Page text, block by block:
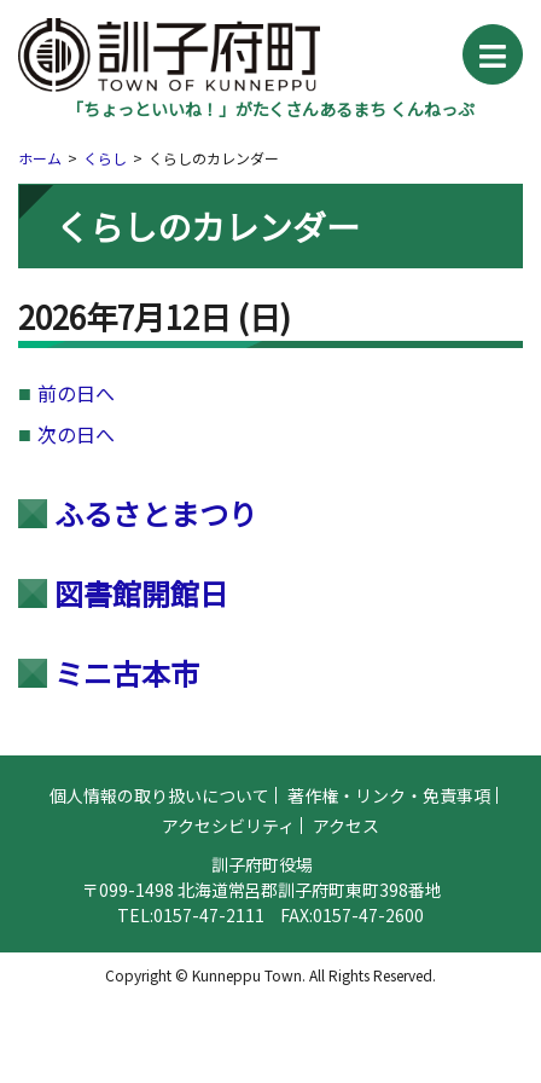
「ちょっといいね！」がたくさんあるまち くんねっぷ
ホーム くらし くらしのカレンダー
くらしのカレンダー
2026年7月12日 (日)
前の日へ
次の日へ
ふるさとまつり
図書館開館日
ミニ古本市
個人情報の取り扱いについて
著作権・リンク・免責事項
アクセシビリティ
アクセス
訓子府町役場
〒099-1498 北海道常呂郡訓子府町東町398番地
TEL:0157-47-2111 FAX:0157-47-2600
Copyright © Kunneppu Town. All Rights Reserved.